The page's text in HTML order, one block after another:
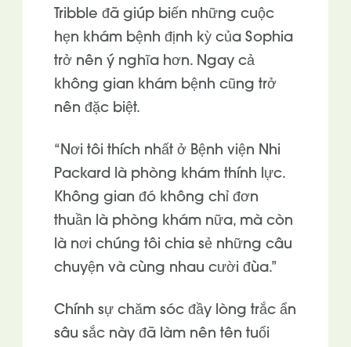
Tribble đã giúp biến những cuộc
hẹn khám bệnh định kỳ của Sophia
trở nên ý nghĩa hơn. Ngay cả
không gian khám bệnh cũng trở
nên đặc biệt.
“Nơi tôi thích nhất ở Bệnh viện Nhi
Packard là phòng khám thính lực.
Không gian đó không chỉ đơn
thuần là phòng khám nữa, mà còn
là nơi chúng tôi chia sẻ những câu
chuyện và cùng nhau cười đùa.”
Chính sự chăm sóc đầy lòng trắc ẩn
sâu sắc này đã làm nên tên tuổi